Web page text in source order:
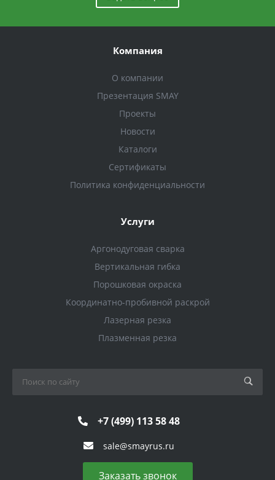
Компания
О компании
Презентация SMAY
Проекты
Новости
Каталоги
Сертификаты
Политика конфиденциальности
Услуги
Аргонодуговая сварка
Вертикальная гибка
Порошковая окраска
Координатно-пробивной раскрой
Лазерная резка
Плазменная резка
+7 (499) 113 58 48
sale@smayrus.ru
Заказать звонок